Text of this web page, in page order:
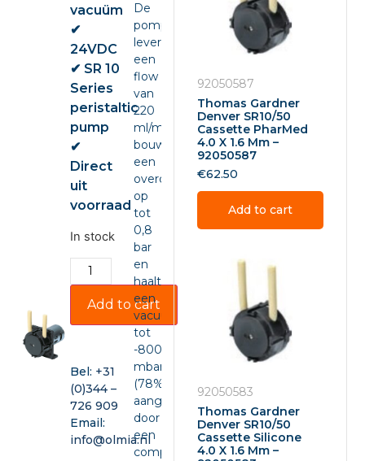
vacuüm
✔
24VDC
✔ SR 10
Series
peristaltic
pump
✔
Direct
uit
voorraad
In stock
Add to cart
Bel: +31
(0)344 –
726 909
Email:
info@olmia.nl
De
pomp
levert
een
flow
van
220
ml/min,
bouwt
een
overdruk
op
tot
0,8
bar
en
haalt
een
vacuüm
tot
-800
mbar
(78%),
aangedreven
door
een
compacte
92050587
Thomas Gardner
Denver SR10/50
Cassette PharMed
4.0 X 1.6 Mm –
92050587
€62.50
Add to cart
92050583
Thomas Gardner
Denver SR10/50
Cassette Silicone
4.0 X 1.6 Mm –